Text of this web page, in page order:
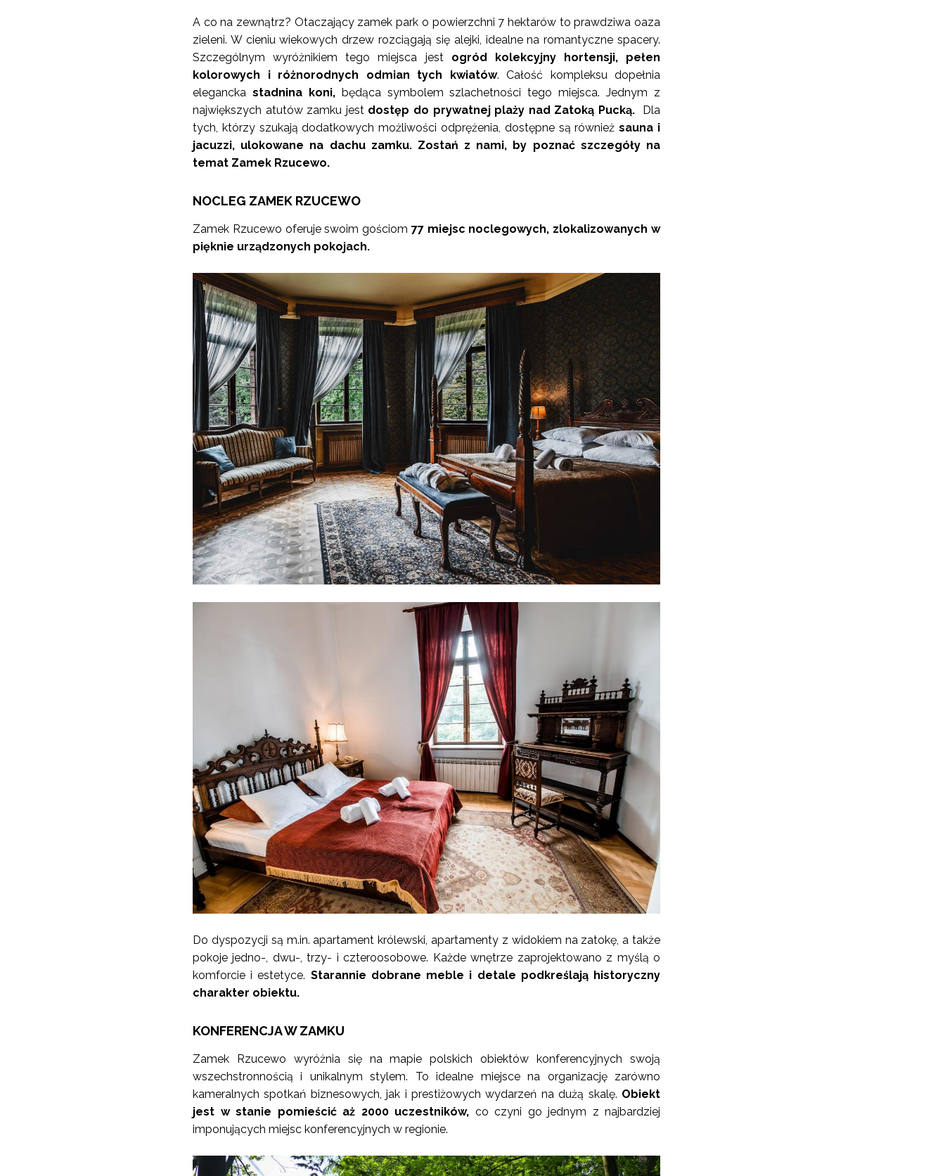
A co na zewnątrz? Otaczający zamek park o powierzchni 7 hektarów to prawdziwa oaza
zieleni. W cieniu wiekowych drzew rozciągają się alejki, idealne na romantyczne spacery.
Szczególnym wyróżnikiem tego miejsca jestogród kolekcyjny hortensji, pełen
kolorowych i różnorodnych odmian tych kwiatów. Całość kompleksu dopełnia
elegancka stadnina koni, będąca symbolem szlachetności tego miejsca. Jednym z
największych atutów zamku jest dostęp do prywatnej plaży nad Zatoką Pucką.Dla
tych, którzy szukają dodatkowych możliwości odprężenia, dostępne są równieżsauna i
jacuzzi, ulokowane na dachu zamku. Zostań z nami, by poznać szczegóły na
temat Zamek Rzucewo.
NOCLEG ZAMEK RZUCEWO
Zamek Rzucewo oferuje swoim gościom 77 miejsc noclegowych, zlokalizowanych w
pięknie urządzonych pokojach.
Do dyspozycji są m.in. apartament królewski, apartamenty z widokiem na zatokę, a także
pokoje jedno-, dwu-, trzy- i czteroosobowe. Każde wnętrze zaprojektowano z myślą o
komforcie i estetyce. Starannie dobrane meble i detale podkreślają historyczny
charakter obiektu.
KONFERENCJA W ZAMKU
Zamek Rzucewo wyróżnia się na mapie polskich obiektów konferencyjnych swoją
wszechstronnością i unikalnym stylem. To idealne miejsce na organizację zarówno
kameralnych spotkań biznesowych, jak i prestiżowych wydarzeń na dużą skalę. Obiekt
jest w stanie pomieścić aż 2000 uczestników, co czyni go jednym z najbardziej
imponujących miejsc konferencyjnych w regionie.